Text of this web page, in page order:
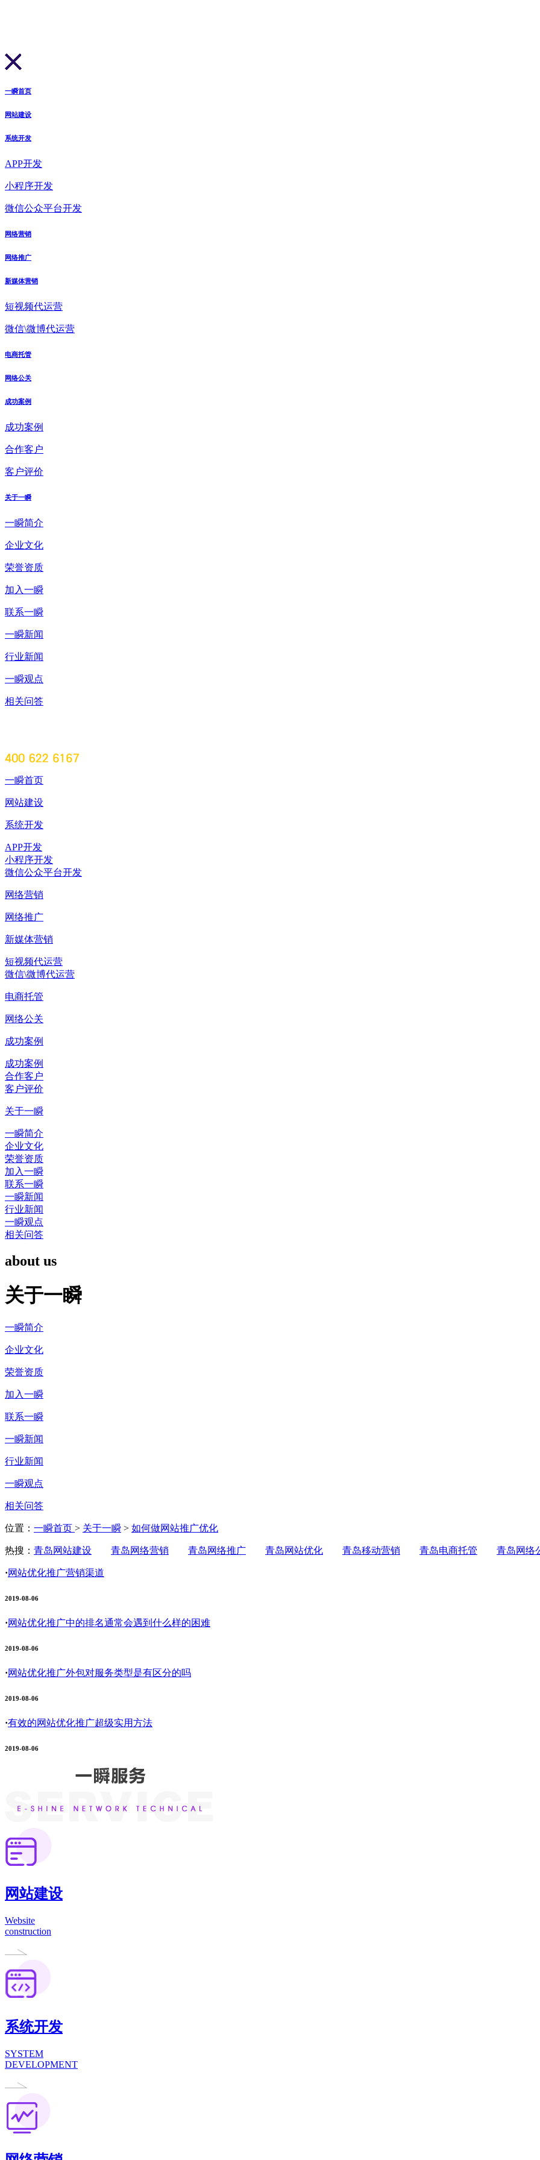
一瞬首页
网站建设
系统开发
APP开发
小程序开发
微信公众平台开发
网络营销
网络推广
新媒体营销
短视频代运营
微信\微博代运营
电商托管
网络公关
成功案例
成功案例
合作客户
客户评价
关于一瞬
一瞬简介
企业文化
荣誉资质
加入一瞬
联系一瞬
一瞬新闻
行业新闻
一瞬观点
相关问答
一瞬首页
网站建设
系统开发
APP开发
小程序开发
微信公众平台开发
网络营销
网络推广
新媒体营销
短视频代运营
微信\微博代运营
电商托管
网络公关
成功案例
成功案例
合作客户
客户评价
关于一瞬
一瞬简介
企业文化
荣誉资质
加入一瞬
联系一瞬
一瞬新闻
行业新闻
一瞬观点
相关问答
about us
关于一瞬
一瞬简介
企业文化
荣誉资质
加入一瞬
联系一瞬
一瞬新闻
行业新闻
一瞬观点
相关问答
位置： 一瞬首页 > 关于一瞬 > 如何做网站推广优化
热搜： 青岛网站建设 青岛网络营销 青岛网络推广 青岛网站优化 青岛移动营销 青岛电商托管 青岛网络
·网站优化推广营销渠道
2019-08-06
·网站优化推广中的排名通常会遇到什么样的困难
2019-08-06
·网站优化推广外包对服务类型是有区分的吗
2019-08-06
·有效的网站优化推广超级实用方法
2019-08-06
网站建设
Website
construction
系统开发
SYSTEM
DEVELOPMENT